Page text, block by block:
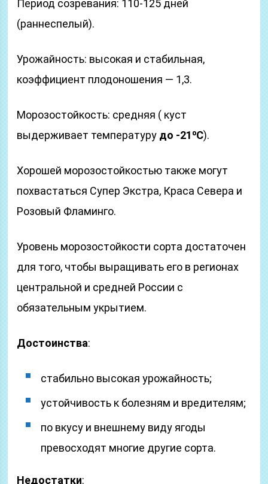
Период созревания: 110-125 дней
(раннеспелый).
Урожайность: высокая и стабильная,
коэффициент плодоношения — 1,3.
Морозостойкость: средняя ( куст
выдерживает температуру до -21⁰С).
Хорошей морозостойкостью также могут
похвастаться Супер Экстра, Краса Севера и
Розовый Фламинго.
Уровень морозостойкости сорта достаточен
для того, чтобы выращивать его в регионах
центральной и средней России с
обязательным укрытием.
Достоинства:
стабильно высокая урожайность;
устойчивость к болезням и вредителям;
по вкусу и внешнему виду ягоды
превосходят многие другие сорта.
Недостатки: